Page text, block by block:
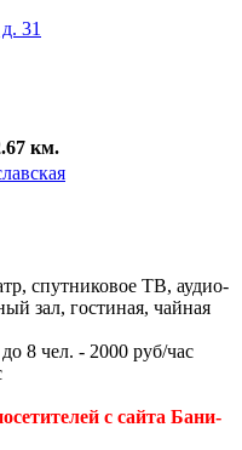
31
км.
спутниковое ТВ, аудио-
зал, гостиная, чайная
8 чел. - 2000 руб/час
с сайта Бани-